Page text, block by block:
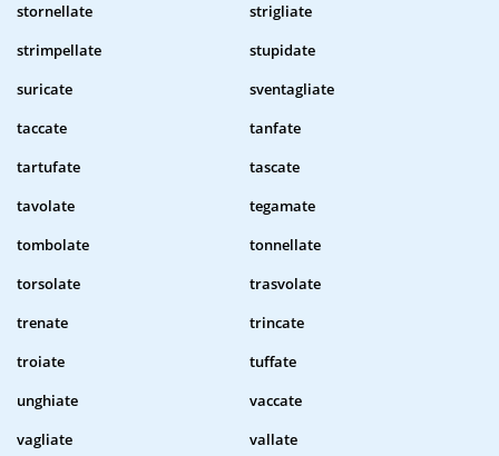
stornellate
strigliate
strimpellate
stupidate
suricate
sventagliate
taccate
tanfate
tartufate
tascate
tavolate
tegamate
tombolate
tonnellate
torsolate
trasvolate
trenate
trincate
troiate
tuffate
unghiate
vaccate
vagliate
vallate